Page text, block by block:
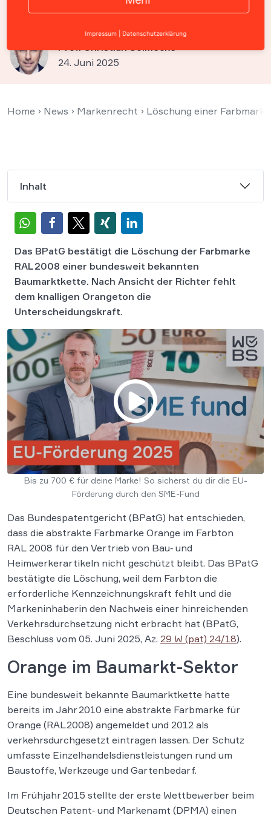
Farbe Orange
Prof. Christian Solmecke
24. Juni 2025
Home › News › Markenrecht › Löschung einer
Inhalt
Das BPatG bestätigt die Löschung der Farbmarke
RAL 2008 einer bundesweit bekannten
Baumarktkette. Nach Ansicht der Richter fehlt
dem knalligen Orangeton die
Unterscheidungskraft.
Bis zu 700 € für deine Marke! So sicherst du dir die EU-
Förderung durch den SME-Fund
Das Bundespatentgericht (BPatG) hat entschieden,
dass die abstrakte Farbmarke Orange im Farbton
RAL 2008 für den Vertrieb von Bau‑ und
Heimwerkerartikeln nicht geschützt bleibt. Das BPatG
bestätigte die Löschung, weil dem Farbton die
erforderliche Kennzeichnungskraft fehlt und die
Markeninhaberin den Nachweis einer hinreichenden
Verkehrsdurchsetzung nicht erbracht hat (BPatG,
Beschluss vom 05. Juni 2025, Az. 29 W (pat) 24/18).
Orange im Baumarkt-Sektor
Eine bundesweit bekannte Baumarktkette hatte
bereits im Jahr 2010 eine abstrakte Farbmarke für
Orange (RAL 2008) angemeldet und 2012 als
verkehrsdurchgesetzt eintragen lassen. Der Schutz
umfasste Einzelhandelsdienstleistungen rund um
Baustoffe, Werkzeuge und Gartenbedarf.
Im Frühjahr 2015 stellte der erste Wettbewerber beim
Deutschen Patent‑ und Markenamt (DPMA) einen
Impressum Datenschutzerklärung